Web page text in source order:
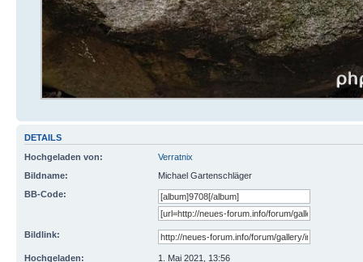
DETAILS
Hochgeladen von:
Verratnix
Bildname:
Michael Gartenschläger
BB-Code:
Bildlink:
Hochgeladen:
1. Mai 2021, 13:56